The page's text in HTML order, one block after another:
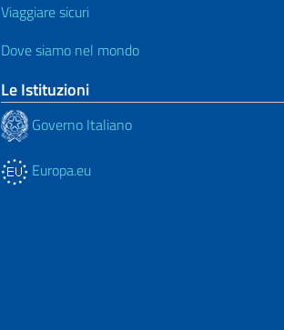
Viaggiare sicuri
Dove siamo nel mondo
Le Istituzioni
Governo Italiano
Europa.eu